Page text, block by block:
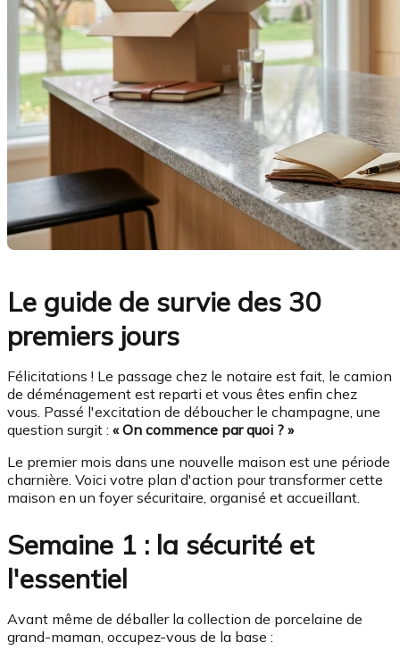
Le guide de survie des 30
premiers jours
Félicitations ! Le passage chez le notaire est fait, le camion
de déménagement est reparti et vous êtes enfin chez
vous. Passé l'excitation de déboucher le champagne, une
question surgit : « On commence par quoi ? »
Le premier mois dans une nouvelle maison est une période
charnière. Voici votre plan d'action pour transformer cette
maison en un foyer sécuritaire, organisé et accueillant.
Semaine 1 : la sécurité et
l'essentiel
Avant même de déballer la collection de porcelaine de
grand-maman, occupez-vous de la base :